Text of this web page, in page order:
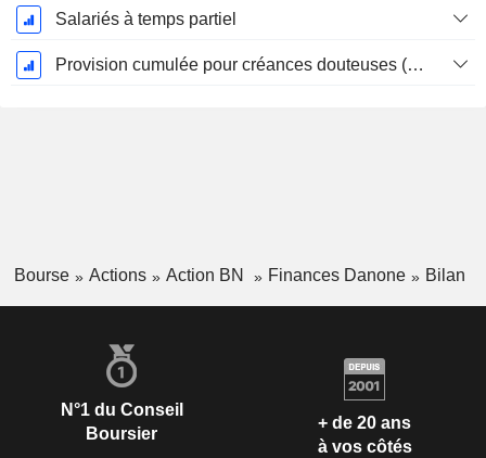
Salariés à temps partiel
Provision cumulée pour créances douteuses (Supple)
Bourse Actions Action BN Finances Danone Bilan
N°1 du Conseil
Boursier
+ de 20 ans
à vos côtés